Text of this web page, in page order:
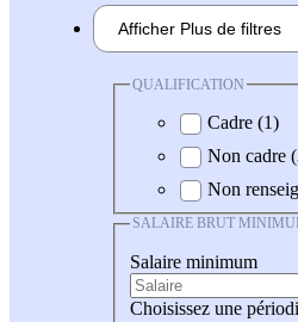
Afficher Plus de filtres
QUALIFICATION
Cadre (1)
Non cadre
Non
SALAIRE BRUT
Salaire minimum
Choisissez une